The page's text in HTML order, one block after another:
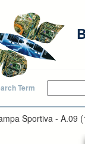
Term
Sportiva - A.09